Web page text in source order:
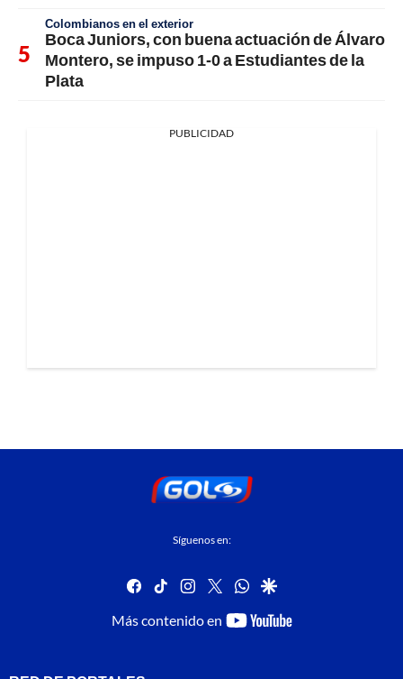
Colombianos en el exterior
Boca Juniors, con buena actuación de Álvaro
Montero, se impuso 1-0 a Estudiantes de la
Plata
PUBLICIDAD
Síguenos en:
facebook
tiktok instagram
twitterwhatsapp
google
Más contenido en
youtube-